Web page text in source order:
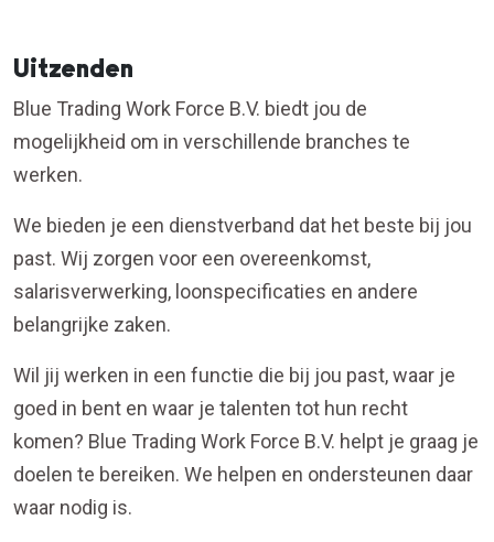
Uitzenden
Blue Trading Work Force B.V. biedt jou de
mogelijkheid om in verschillende branches te
werken.
We bieden je een dienstverband dat het beste bij jou
past. Wij zorgen voor een overeenkomst,
salarisverwerking, loonspecificaties en andere
belangrijke zaken.
Wil jij werken in een functie die bij jou past, waar je
goed in bent en waar je talenten tot hun recht
komen? Blue Trading Work Force B.V. helpt je graag je
doelen te bereiken. We helpen en ondersteunen daar
waar nodig is.